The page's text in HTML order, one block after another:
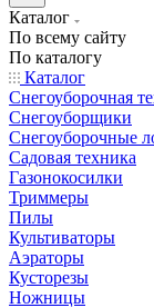
Каталог
По всему сайту
По каталогу
Каталог
Снегоуборочная
Снегоуборщики
Снегоуборочные
Садовая техника
Газонокосилки
Триммеры
Пилы
Культиваторы
Аэраторы
Кусторезы
Ножницы